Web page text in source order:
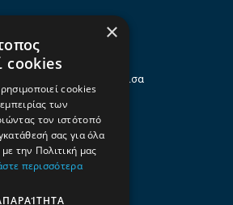
214 (1ος Όροφος), Λάρισα
Λάρισας
×
cookies
cookies
των
τον ιστότοπό
σας για όλα
την Πολιτική μας
περισσότερα